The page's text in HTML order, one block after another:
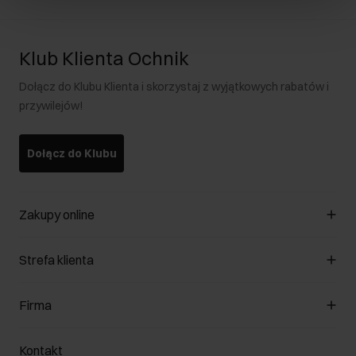
Klub Klienta Ochnik
Dołącz do Klubu Klienta i skorzystaj z wyjątkowych rabatów i
przywilejów!
Dołącz do Klubu
Zakupy online
Zarządzaj cookies
Formy płatności
Jak dokonać zwrotu?
Strefa klienta
Klub Klienta
Firma
O nas
Kontakt